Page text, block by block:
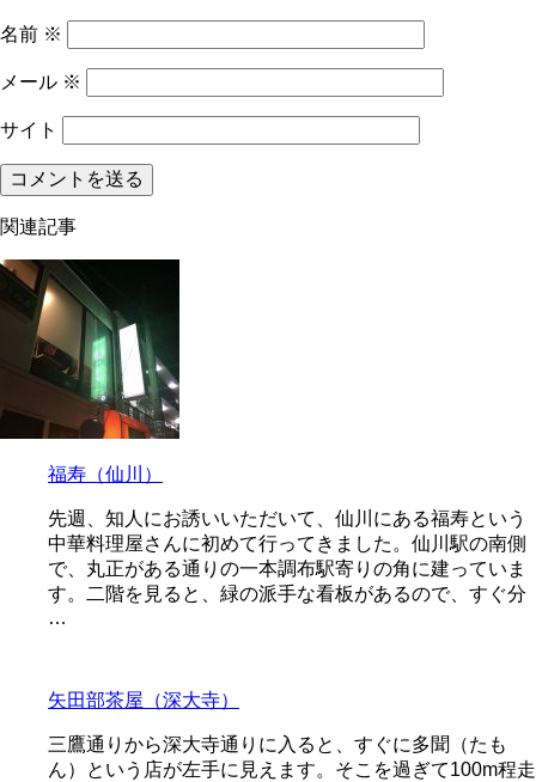
名前 ※
メール ※
サイト
関連記事
福寿（仙川）
先週、知人にお誘いいただいて、仙川にある福寿という
中華料理屋さんに初めて行ってきました。仙川駅の南側
で、丸正がある通りの一本調布駅寄りの角に建っていま
す。二階を見ると、緑の派手な看板があるので、すぐ分
…
矢田部茶屋（深大寺）
三鷹通りから深大寺通りに入ると、すぐに多聞（たも
ん）という店が左手に見えます。そこを過ぎて100m程走